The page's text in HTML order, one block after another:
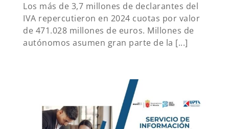
Los más de 3,7 millones de declarantes del
IVA repercutieron en 2024 cuotas por valor
de 471.028 millones de euros. Millones de
autónomos asumen gran parte de la [...]